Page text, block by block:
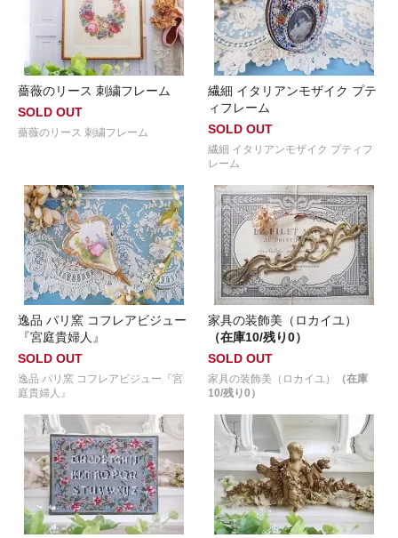
薔薇のリース 刺繍フレーム
SOLD OUT
薔薇のリース 刺繍フレーム
繊細 イタリアンモザイク プテ
ィフレーム
SOLD OUT
繊細 イタリアンモザイク プティフ
レーム
逸品 パリ窯 コフレアビジュー
『宮庭貴婦人』
SOLD OUT
逸品 パリ窯 コフレアビジュー『宮
庭貴婦人』
家具の装飾美（ロカイユ）
（在庫10/残り0）
SOLD OUT
家具の装飾美（ロカイユ）
（在庫
10/残り0）